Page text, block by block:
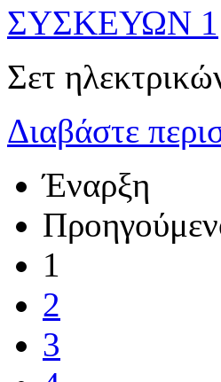
Σετ
Διαβάστε
Έναρξη
1
2
3